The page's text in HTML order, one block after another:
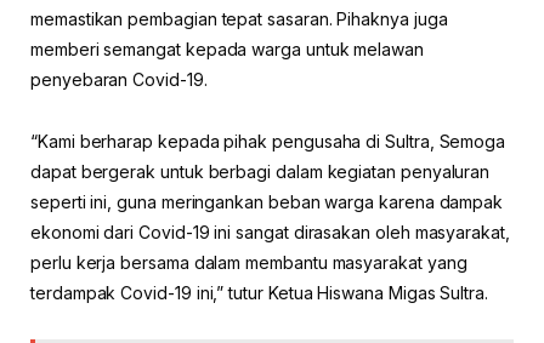
memastikan pembagian tepat sasaran. Pihaknya juga
memberi semangat kepada warga untuk melawan
penyebaran Covid-19.
“Kami berharap kepada pihak pengusaha di Sultra, Semoga
dapat bergerak untuk berbagi dalam kegiatan penyaluran
seperti ini, guna meringankan beban warga karena dampak
ekonomi dari Covid-19 ini sangat dirasakan oleh masyarakat,
perlu kerja bersama dalam membantu masyarakat yang
terdampak Covid-19 ini,” tutur Ketua Hiswana Migas Sultra.